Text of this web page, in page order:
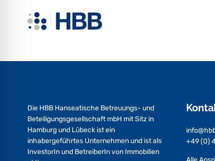
Die HBB Hanseatische Betreuungs- und
Beteiligungsgesellschaft mbH mit Sitz in
Hamburg und Lübeck ist ein
inhabergeführtes Unternehmen und ist als
InvestorIn und BetreiberIn von Immobilien
+49 (0)